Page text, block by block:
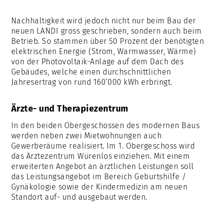
Nachhaltigkeit wird jedoch nicht nur beim Bau der
neuen LANDI gross geschrieben, sondern auch beim
Betrieb. So stammen über 50 Prozent der benötigten
elektrischen Energie (Strom, Warmwasser, Wärme)
von der Photovoltaik-Anlage auf dem Dach des
Gebäudes, welche einen durchschnittlichen
Jahresertrag von rund 160‘000 kWh erbringt.
Ärzte- und Therapiezentrum
In den beiden Obergeschossen des modernen Baus
werden neben zwei Mietwohnungen auch
Gewerberäume realisiert. Im 1. Obergeschoss wird
das Ärztezentrum Würenlos einziehen. Mit einem
erweiterten Angebot an ärztlichen Leistungen soll
das Leistungsangebot im Bereich Geburtshilfe /
Gynäkologie sowie der Kindermedizin am neuen
Standort auf- und ausgebaut werden.